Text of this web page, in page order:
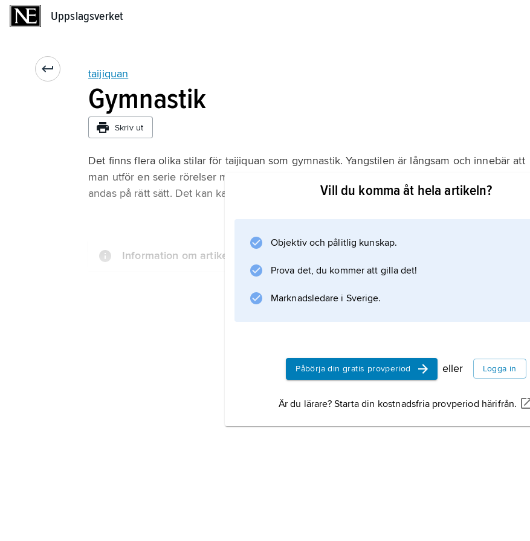
Uppslagsverket
taijiquan
Gymnastik
Skriv ut
Det finns flera olika stilar för taijiquan som gymnastik. Yangstilen är långsam och innebär att
man utför en serie rörelser mycket sakta. Samtidigt ska utövaren vara djupt koncentrerad och
andas på rätt sätt. Det kan kallas meditation i rörelse.
Information om artikeln
Vill du komma åt hela artikeln?
Objektiv och pålitlig kunskap.
Prova det, du kommer att gilla det!
Marknadsledare i Sverige.
Påbörja din gratis provperiod eller Logga in
Är du lärare? Starta din kostnadsfria provperiod härifrån.